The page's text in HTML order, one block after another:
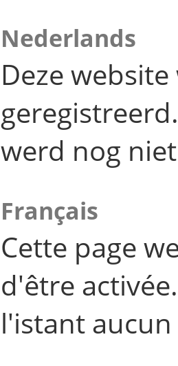
Nederlands
Deze
werd nog
Français
Cette page
d'être
l'istant